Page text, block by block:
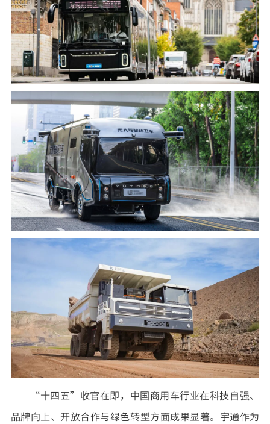
“十四五”收官在即，中国商用车行业在科技自强、
品牌向上、开放合作与绿色转型方面成果显著。宇通作为